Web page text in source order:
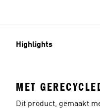
Highlights
MET
Dit product, gemaakt